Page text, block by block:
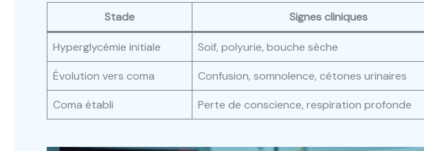
Stade Signes cliniques
Hyperglycémie initiale Soif, polyurie, bouche sèche
Évolution vers coma
Confusion, somnolence, cétones urinaires
Coma établi
Perte de conscience, respiration profonde